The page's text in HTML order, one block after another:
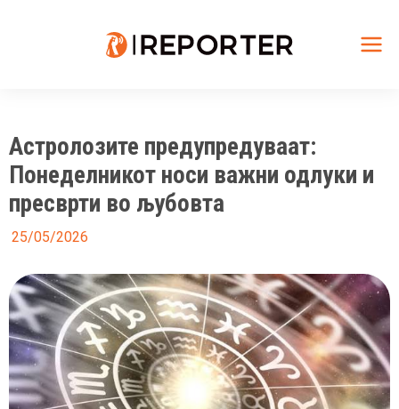
Астролозите предупредуваат:
Понеделникот носи важни одлуки и
пресврти во љубовта
25/05/2026